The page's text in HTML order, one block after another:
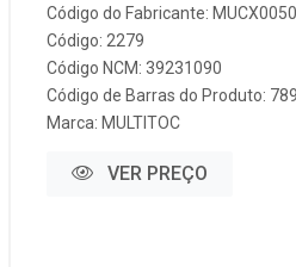
Código do Fabricante: MUCX0050
Código: 2279
Código NCM: 39231090
Código de Barras do Produto:
Marca: MULTITOC
VER PREÇO